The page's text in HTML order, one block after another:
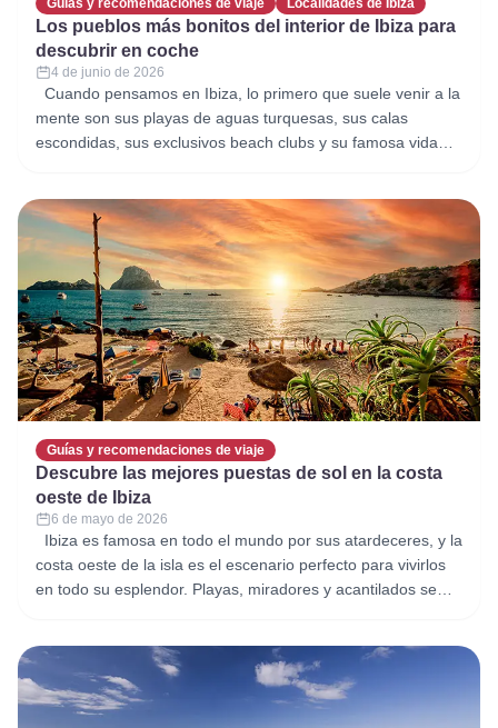
Guías y recomendaciones de viaje Localidades de Ibiza
Los pueblos más bonitos del interior de Ibiza para
descubrir en coche
4 de junio de 2026
Cuando pensamos en Ibiza, lo primero que suele venir a la
mente son sus playas de aguas turquesas, sus calas
escondidas, sus exclusivos beach clubs y su famosa vida
auténtica y profundamente mediterránea, que se encuentra
lejos de
Guías y recomendaciones de viaje
Descubre las mejores puestas de sol en la costa
oeste de Ibiza
6 de mayo de 2026
Ibiza es famosa en todo el mundo por sus atardeceres, y la
costa oeste de la isla es el escenario perfecto para vivirlos
en todo su esplendor. Playas, miradores y acantilados se